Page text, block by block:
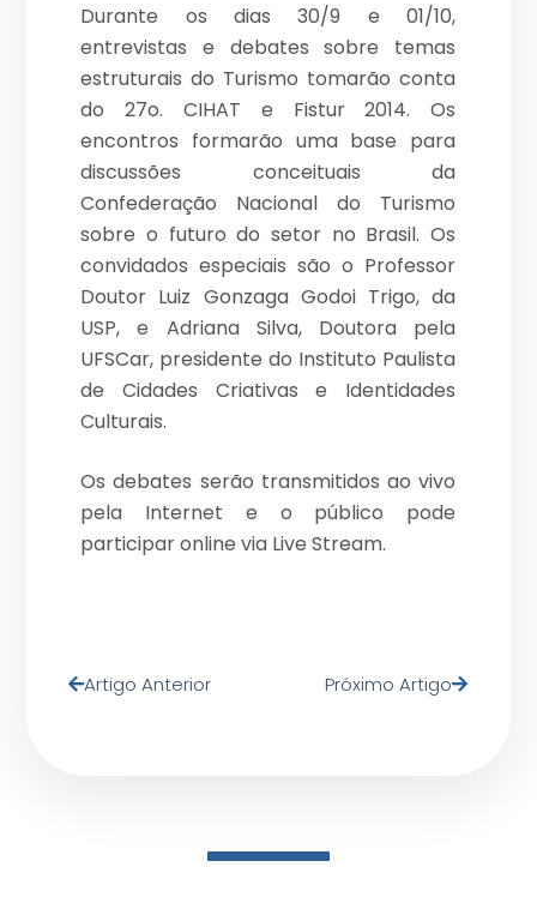
Durante os dias 30/9 e 01/10,
entrevistas e debates sobre temas
estruturais do Turismo tomarão conta
do 27o. CIHAT e Fistur 2014. Os
encontros formarão uma base para
discussões conceituais da
Confederação Nacional do Turismo
sobre o futuro do setor no Brasil. Os
convidados especiais são o Professor
Doutor Luiz Gonzaga Godoi Trigo, da
USP, e Adriana Silva, Doutora pela
UFSCar, presidente do Instituto Paulista
de Cidades Criativas e Identidades
Culturais.
Os debates serão transmitidos ao vivo
pela Internet e o público pode
participar online via Live Stream.
Artigo Anterior Próximo Artigo